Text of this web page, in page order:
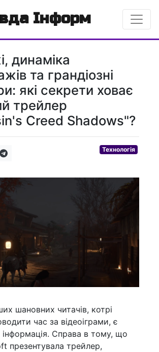
Інформ
динаміка
та грандіозні
які секрети ховає
трейлер
Creed Shadows"?
Технологія
шановних читачів, котрі
час за відеоіграми, є
інформація. Справа в тому, що
презентувала трейлер,